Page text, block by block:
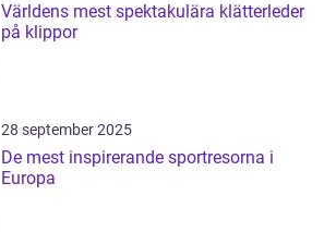
Världens mest spektakulära klätterleder
på klippor
28 september 2025
De mest inspirerande sportresorna i
Europa